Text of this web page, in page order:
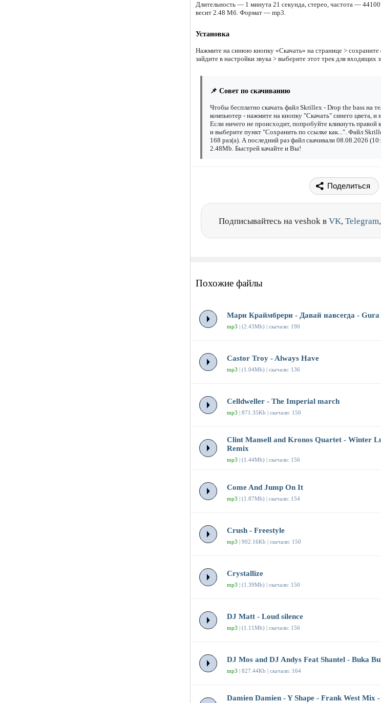
Длительность — 1 минута 21 секунда, стерео, частота —
весит 2.48 Мб. Формат — mp3.
Установка
Нажмите на синюю кнопку «Скачать» на странице >
зайдите в настройки звука > выберите этот трек для входящих
📌 Совет по скачиванию
Чтобы бесплатно скачать файл Skrillex - Drop the bass на
компьютер - нажмите на кнопку "Скачать" синего цвета, и
Если ничего не происходит, попробуйте кликнуть
и выберите пункт "Сохранить по ссылке как...". Файл
168 раз(а). А последний раз файл скачивали 08.08.2026
2.48Mb. Быстрей качайте и Вы!
Поделиться
Подписывайтесь на veshok в VK, Telegram,
Похожие файлы
Мари Краймбрери - Давай навсегда -
mp3 | (2.43Mb) | скачали: 190
Castor Troy - Always Have
mp3 | (1.04Mb) | скачали: 136
Celldweller - The Imperial march
mp3 | 871.35Kb | скачали: 150
Clint Mansell and Kronos Quartet - Winter
Remix
mp3 | (1.44Mb) | скачали: 156
Come And Jump On It
mp3 | (1.87Mb) | скачали: 154
Crush - Freestyle
mp3 | 902.16Kb | скачали: 150
Crystallize
mp3 | (1.39Mb) | скачали: 150
DJ Matt - Loud silence
mp3 | (1.11Mb) | скачали: 156
DJ Mos and DJ Andys Feat Shantel - Buka
mp3 | 827.44Kb | скачали: 164
Damien Damien - Y Shape - Frank West Mix